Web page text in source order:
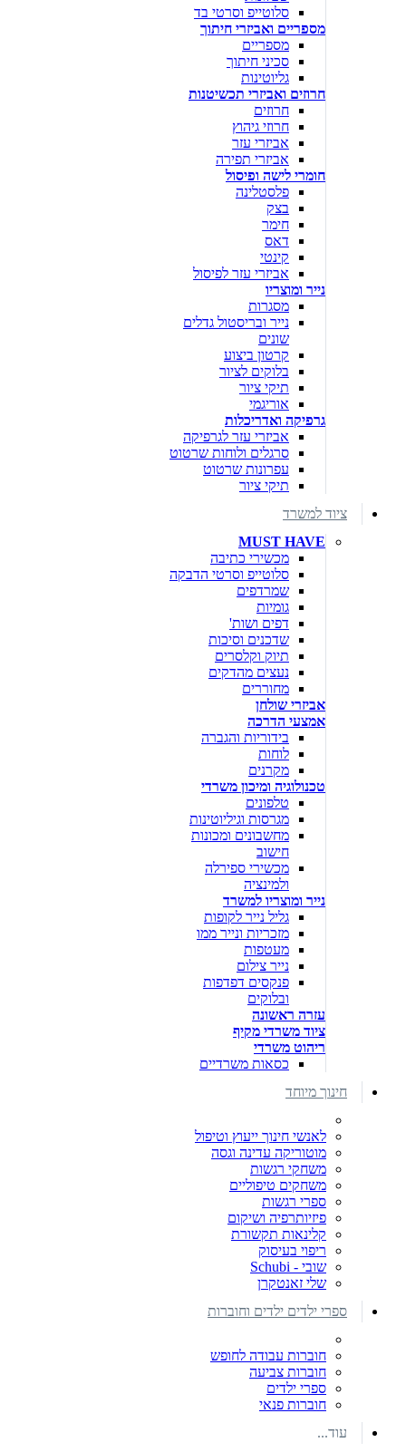
סלוטייפ וסרטי בד
מספריים ואביזרי חיתוך
מספריים
סכיני חיתוך
גליוטינות
חרוזים ואביזרי תכשיטנות
חרוזים
חרוזי גיהוץ
אביזרי עזר
אביזרי תפירה
חומרי לישה ופיסול
פלסטלינה
בצק
חימר
דאס
קינטי
אביזרי עזר לפיסול
נייר ומוצריו
מסגרות
נייר ובריסטול גדלים
שונים
קרטון ביצוע
בלוקים לציור
תיקי ציור
אוריגמי
גרפיקה ואדריכלות
אביזרי עזר לגרפיקה
סרגלים ולוחות שרטוט
עפרונות שרטוט
תיקי ציור
ציוד למשרד
MUST HAVE
מכשירי כתיבה
סלוטייפ וסרטי הדבקה
שמרדפים
גומיות
דפים ושות'
שדכנים וסיכות
תיוק וקלסרים
נעצים מהדקים
מחוררים
אביזרי שולחן
אמצעי הדרכה
בידוריות והגברה
לוחות
מקרנים
טכנולוגיה ומיכון משרדי
טלפונים
מגרסות וגיליוטינות
מחשבונים ומכונות
חישוב
מכשירי ספירלה
ולמינציה
נייר ומוצריו למשרד
גליל נייר לקופות
מזכריות ונייר ממו
מעטפות
נייר צילום
פנקסים דפדפות
ובלוקים
עזרה ראשונה
ציוד משרדי מקיף
ריהוט משרדי
כסאות משרדיים
חינוך מיוחד
לאנשי חינוך ייעוץ וטיפול
מוטוריקה עדינה וגסה
משחקי רגשות
משחקים טיפוליים
ספרי רגשות
פיזיותרפיה ושיקום
קלינאות תקשורת
ריפוי בעיסוק
שובי - Schubi
שלי זאנטקרן
ספרי ילדים ילדים וחוברות
חוברות עבודה לחופש
חוברות צביעה
ספרי ילדים
חוברות פנאי
עוד...